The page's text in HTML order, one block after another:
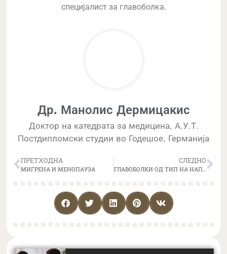
специјалист за главоболка.
Др. Манолис Дермицакис
Доктор на катедрата за медицина, А.У.Т.
Постдипломски студии во Годешое, Германија
ПРЕТХОДНА
МИГРЕНА И МЕНОПАУЗА
СЛЕДНО
ГЛАВОБОЛКИ ОД ТИП НА НАПУСТ: ШТО ГИ ПРЕДИЗВИКУВА И КАКО ЕФИКАСНО ДА СЕ ЛЕКУВААТ